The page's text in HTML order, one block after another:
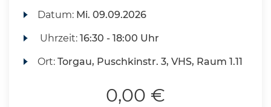
Datum: Mi. 09.09.2026
Uhrzeit:16:30 - 18:00 Uhr
Ort:Torgau, Puschkinstr. 3, VHS, Raum 1.11
0,00 €